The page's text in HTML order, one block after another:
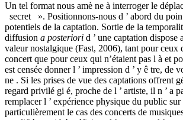
Un tel format nous amè ne à interroger le
secret ». Positionnons-nous d ’ abord du
potentiels de la captation. Sortie de la
diffusion a posteriori d ’ une captation dispose
valeur nostalgique (Fast, 2006), tant pour ceux
concert que pour ceux qui n’étaient pas l à et
est censée donner l ’ impression d ’ y ê tre, de
ne . Si les prises de vue des captations offrent
regard privilé gi é, proche de l ’ artiste, il n ’ a
remplacer l ’ expérience physique du public sur
particulièrement le cas des concerts de